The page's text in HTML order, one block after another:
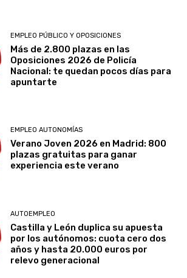
EMPLEO PÚBLICO Y OPOSICIONES
Más de 2.800 plazas en las
Oposiciones 2026 de Policía
Nacional: te quedan pocos días para
apuntarte
EMPLEO AUTONOMÍAS
Verano Joven 2026 en Madrid: 800
plazas gratuitas para ganar
experiencia este verano
AUTOEMPLEO
Castilla y León duplica su apuesta
por los autónomos: cuota cero dos
años y hasta 20.000 euros por
relevo generacional